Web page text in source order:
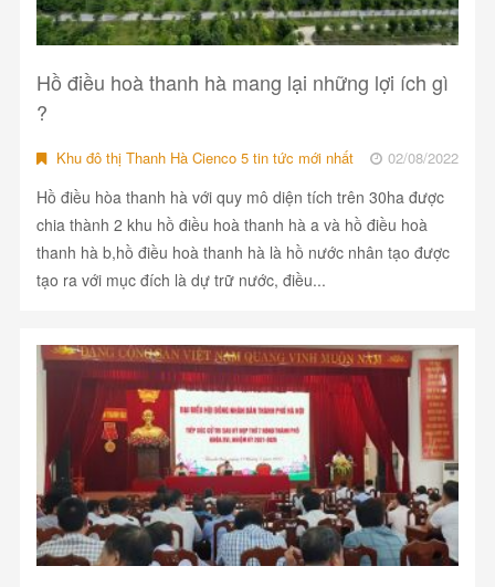
Hồ điều hoà thanh hà mang lại những lợi ích gì
?
Khu đô thị Thanh Hà Cienco 5 tin tức mới nhất 02/08/2022
Hồ điều hòa thanh hà với quy mô diện tích trên 30ha được
chia thành 2 khu hồ điều hoà thanh hà a và hồ điều hoà
thanh hà b,hồ điều hoà thanh hà là hồ nước nhân tạo được
tạo ra với mục đích là dự trữ nước, điều...